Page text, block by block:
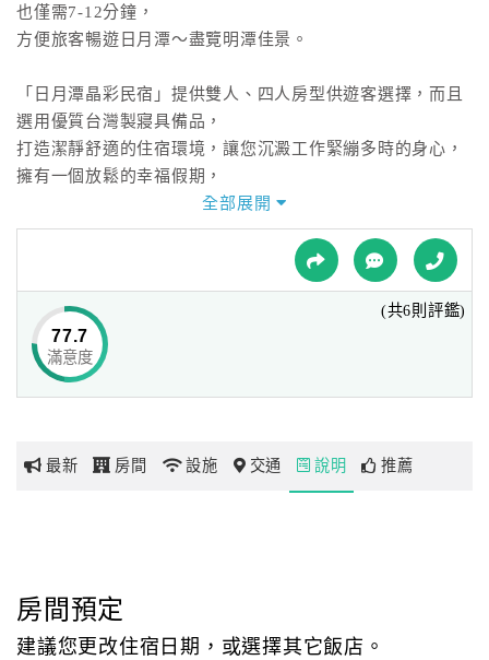
特
民
宿
球
網
玩
地
圖
也僅需7-12分鐘，
方便旅客暢遊日月潭～盡覽明潭佳景。
「日月潭晶彩民宿」提供雙人、四人房型供遊客選擇，而且
選用優質台灣製寢具備品，
打造潔靜舒適的住宿環境，讓您沉澱工作緊繃多時的身心，
擁有一個放鬆的幸福假期，
民宿精心設計多種風格佈景，包含現代簡約風格及日式禪風
現代風情設有大片玻璃，窗外的伊達邵街景一覽無遺，耀眼
的陽光映照房內更顯明亮柔情；
而禪風房型則精巧溫馨，充滿濃濃的家居溫馨氣息，各顯不
同風情與魅力，歡迎您下榻體驗！
全部展開
77.7
滿意度
(共6則評鑑)
最新 房間 設施 交通 說明 推薦
房間預定
建議您更改住宿日期，或選擇其它飯店。